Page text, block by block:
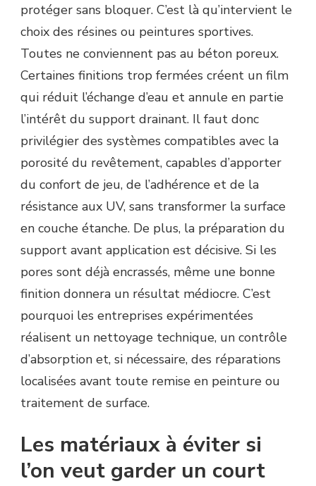
protéger sans bloquer. C’est là qu’intervient le
choix des résines ou peintures sportives.
Toutes ne conviennent pas au béton poreux.
Certaines finitions trop fermées créent un film
qui réduit l’échange d’eau et annule en partie
l’intérêt du support drainant. Il faut donc
privilégier des systèmes compatibles avec la
porosité du revêtement, capables d’apporter
du confort de jeu, de l’adhérence et de la
résistance aux UV, sans transformer la surface
en couche étanche. De plus, la préparation du
support avant application est décisive. Si les
pores sont déjà encrassés, même une bonne
finition donnera un résultat médiocre. C’est
pourquoi les entreprises expérimentées
réalisent un nettoyage technique, un contrôle
d’absorption et, si nécessaire, des réparations
localisées avant toute remise en peinture ou
traitement de surface.
Les matériaux à éviter si
l’on veut garder un court